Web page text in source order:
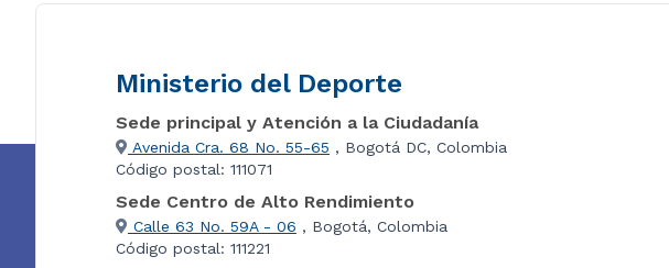
Ministerio del Deporte
Sede principal y Atención a la Ciudadanía
Avenida Cra. 68 No. 55-65 , Bogotá DC, Colombia
Código postal: 111071
Sede Centro de Alto Rendimiento
Calle 63 No. 59A - 06 , Bogotá, Colombia
Código postal: 111221